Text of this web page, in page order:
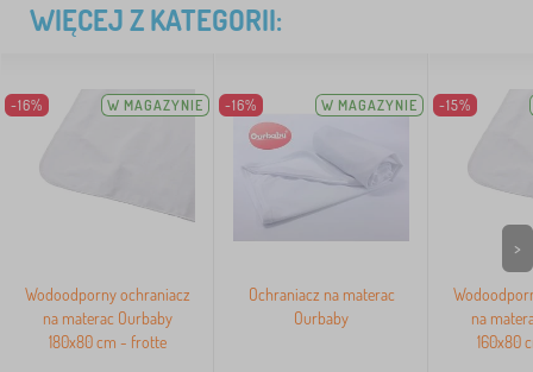
WIĘCEJ Z KATEGORII:
-16% W MAGAZYNIE
Wodoodporny ochraniacz
na materac Ourbaby
180x80 cm - frotte
-16% W MAGAZYNIE
Ochraniacz na materac
Ourbaby
-15%
na
160x80
>